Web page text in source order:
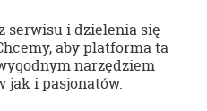
serwisu i dzielenia się
aby platforma ta
narzędziem
jak i pasjonatów.